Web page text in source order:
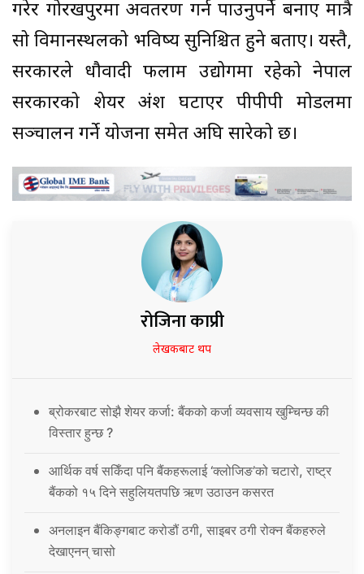
गरेर गोरखपुरमा अवतरण गर्न पाउनुपर्ने बनाए मात्रै
सो विमानस्थलको भविष्य सुनिश्चित हुने बताए। यस्तै,
सरकारले धौवादी फलाम उद्योगमा रहेको नेपाल
सरकारको शेयर अंश घटाएर पीपीपी मोडलमा
सञ्चालन गर्ने योजना समेत अघि सारेको छ।
रोजिना काप्री
लेखकबाट थप
ब्रोकरबाट सोझै शेयर कर्जा: बैंकको कर्जा व्यवसाय खुम्चिन्छ की
विस्तार हुन्छ ?
आर्थिक वर्ष सकिँदा पनि बैंकहरूलाई ‘क्लोजिङ’को चटारो, राष्ट्र
बैंकको १५ दिने सहुलियतपछि ऋण उठाउन कसरत
अनलाइन बैंकिङ्गबाट करोडौं ठगी, साइबर ठगी रोक्न बैंकहरुले
देखाएनन् चासो